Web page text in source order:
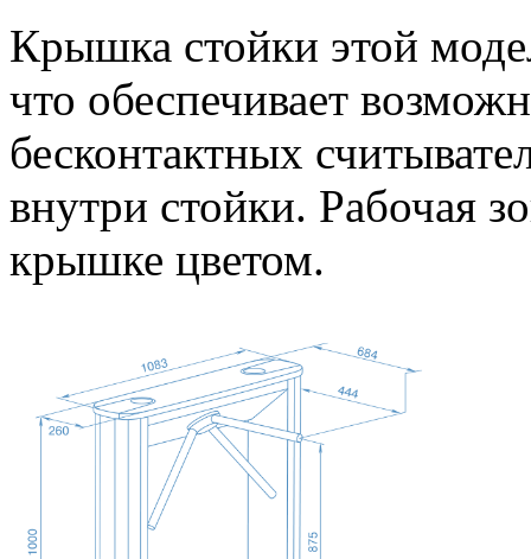
Крышка стойки этой
что обеспечивает
бесконтактных
внутри стойки. Рабочая
крышке цветом.